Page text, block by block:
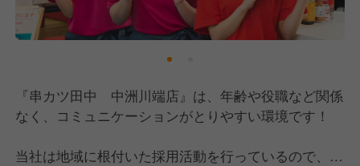
『串カツ田中 中洲川端店』は、年齢や役職など関係
なく、コミュニケーションがとりやすい環境です！
当社は地域に根付いた採用活動を行っているので、同